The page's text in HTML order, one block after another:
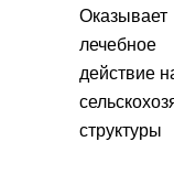
Оказывает
лечебное
действие
структуры